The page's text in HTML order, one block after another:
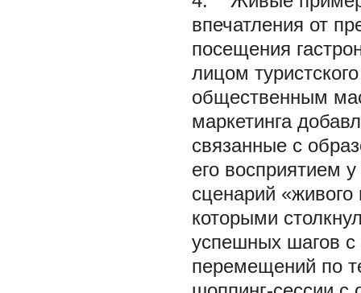
впечатления от
посещения
лицом
общественным
маркетинга
связанные с
его восприятием
сценарий «живого
которыми
успешных шагов с
перемещений по